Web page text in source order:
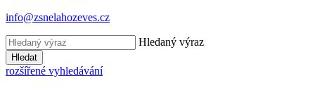
info@zsnelahozeves.cz
Hledaný výraz
Hledat
rozšířené vyhledávání